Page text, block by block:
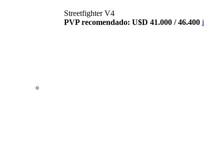
Streetfighter V4
PVP recomendado: U$D 41.000 / 46.400 i